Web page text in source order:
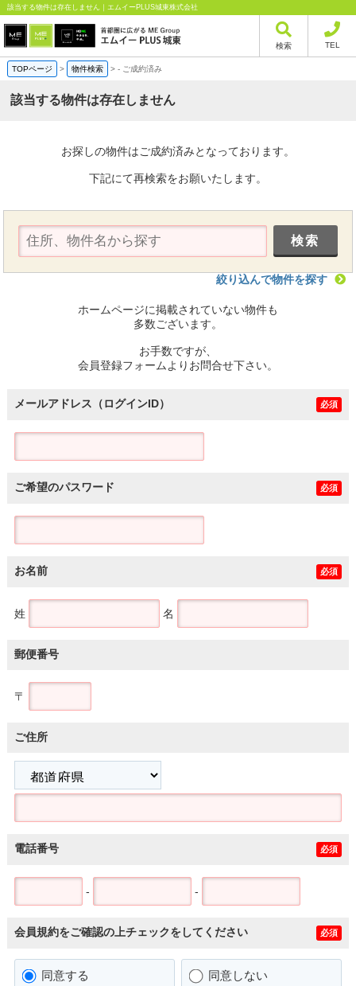
該当する物件は存在しません｜エムイーPLUS城東株式会社
検索 TEL
TOPページ > 物件検索 >- ご成約済み
該当する物件は存在しません
お探しの物件はご成約済みとなっております。
下記にて再検索をお願いたします。
絞り込んで物件を探す
ホームページに掲載されていない物件も
多数ございます。
お手数ですが、
会員登録フォームよりお問合せ下さい。
メールアドレス（ログインID） 必須
ご希望のパスワード 必須
お名前 必須
姓 名
郵便番号
〒
ご住所
電話番号 必須
- -
会員規約をご確認の上チェックをしてください 必須
同意する 同意しない